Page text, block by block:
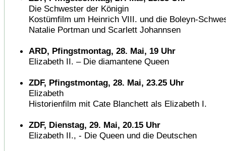
Die Schwester der Königin
Kostümfilm um Heinrich VIII. und die Boleyn-
Natalie Portman und Scarlett Johannsen
ARD, Pfingstmontag, 28. Mai, 19 Uhr
Elizabeth II. – Die diamantene Queen
ZDF, Pfingstmontag, 28. Mai, 23.25 Uhr
Elizabeth
Historienfilm mit Cate Blanchett als Elizabeth I.
ZDF, Dienstag, 29. Mai, 20.15 Uhr
Elizabeth II., - Die Queen und die Deutschen